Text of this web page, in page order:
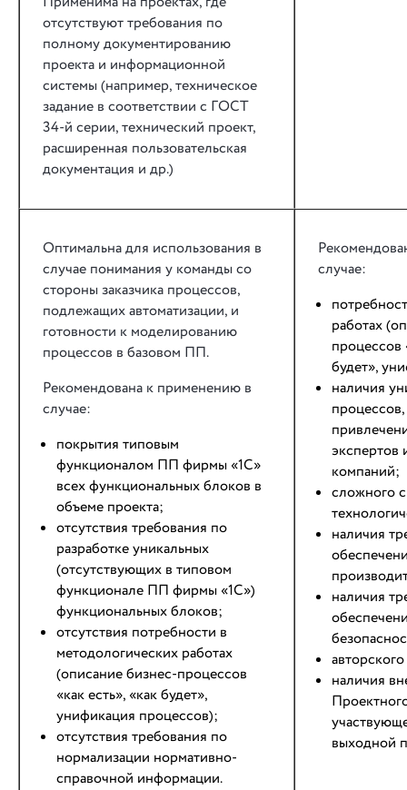
отсутствуют требования по
полному документированию
проекта и информационной
системы (например, техническое
задание в соответствии с ГОСТ
34-й серии, технический проект,
расширенная пользовательская
документация и др.)
Оптимальна для использования в
случае понимания у команды со
стороны заказчика процессов,
подлежащих автоматизации, и
готовности к моделированию
процессов в базовом ПП.
Рекомендована к применению в
случае:
покрытия типовым
функционалом ПП фирмы «1С»
всех функциональных блоков в
объеме проекта;
отсутствия требования по
разработке уникальных
(отсутствующих в типовом
функционале ПП фирмы «1С»)
функциональных блоков;
отсутствия потребности в
методологических работах
(описание бизнес-процессов
«как есть», «как будет»,
унификация процессов);
отсутствия требования по
нормализации нормативно-
справочной информации.
случае:
работах
процессов
будет»,
наличия
экспертов
компаний;
сложного
наличия
наличия
наличия
выходной